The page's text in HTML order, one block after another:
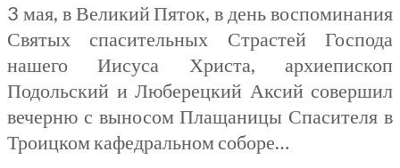
3 мая, в Великий Пяток, в день воспоминания
Святых спасительных Страстей Господа
нашего Иисуса Христа, архиепископ
Подольский и Люберецкий Аксий совершил
вечерню с выносом Плащаницы Спасителя в
Троицком кафедральном соборе…